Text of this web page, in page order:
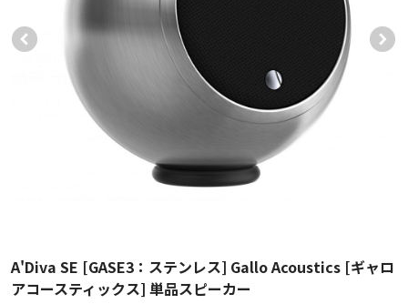
A'Diva SE [GASE3：ステンレス] Gallo Acoustics [ギャロ
アコースティックス] 単品スピーカー